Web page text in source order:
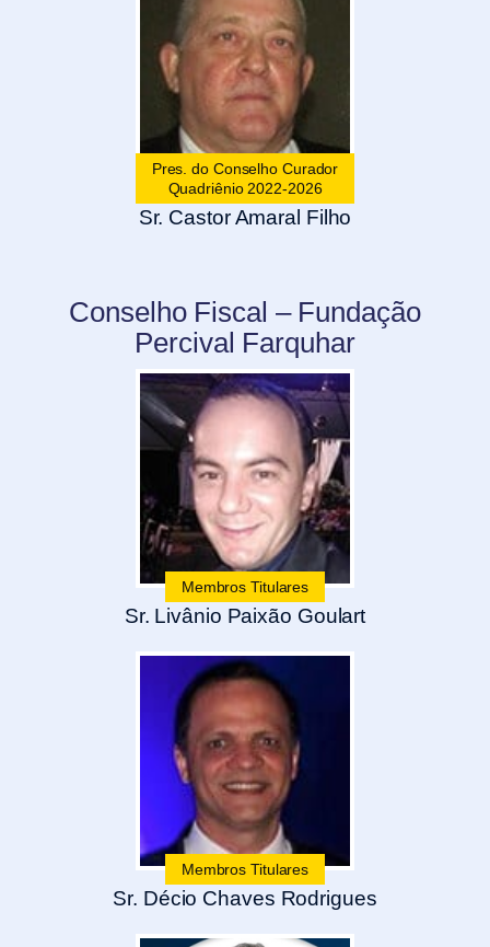
Pres. do Conselho Curador
Quadriênio 2022-2026
Sr. Castor Amaral Filho
Conselho Fiscal – Fundação
Percival Farquhar
Membros Titulares
Sr. Livânio Paixão Goulart
Membros Titulares
Sr. Décio Chaves Rodrigues